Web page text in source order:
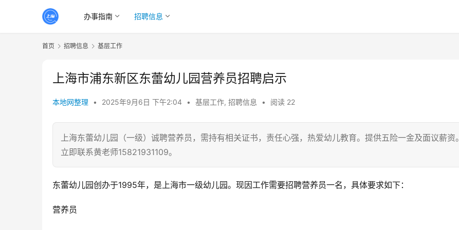
办事指南 招聘信息
首页 招聘信息 基层工作
上海市浦东新区东蕾幼儿园营养员招聘启示
本地网整理 • 2025年9月6日 下午2:04 • 基层工作, 招聘信息 • 阅读 22
上海东蕾幼儿园（一级）诚聘营养员，需持有相关证书，责任心强，热爱幼儿教育。提供五险一金及面议薪资。
立即联系黄老师15821931109。
东蕾幼儿园创办于1995年，是上海市一级幼儿园。现因工作需要招聘营养员一名，具体要求如下：
营养员